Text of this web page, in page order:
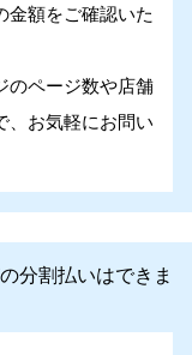
金額をご確認いた
のページ数や店舗
、お気軽にお問い
分割払いはできま